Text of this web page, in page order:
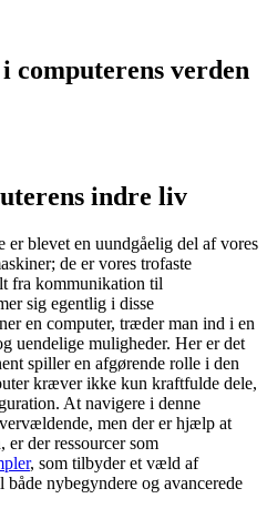
computerens verden
indre liv
blevet en uundgåelig del af vores
de er vores trofaste
fra kommunikation til
sig egentlig i disse
en computer, træder man ind i en
uendelige muligheder. Her er det
spiller en afgørende rolle i den
kræver ikke kun kraftfulde dele,
At navigere i denne
men der er hjælp at
er der ressourcer som
, som tilbyder et væld af
nybegyndere og avancerede